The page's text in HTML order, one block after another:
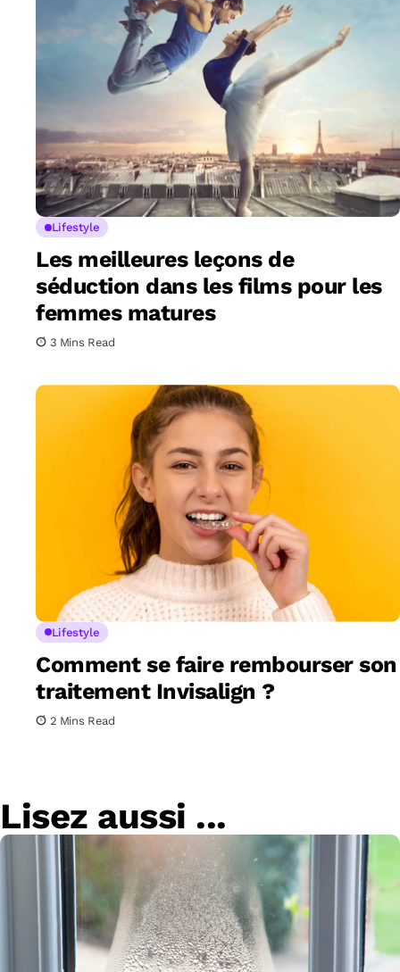
Lifestyle
Les meilleures leçons de
séduction dans les films pour les
femmes matures
3 Mins Read
Lifestyle
Comment se faire rembourser son
traitement Invisalign ?
2 Mins Read
Lisez aussi ...